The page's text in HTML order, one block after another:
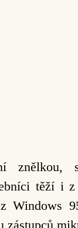
znělkou,
těží i
zWindows
zástupců